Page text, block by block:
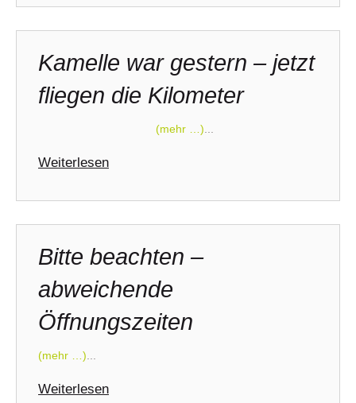
Kamelle war gestern – jetzt
fliegen die Kilometer
(mehr …)
Weiterlesen
Bitte beachten –
abweichende
Öffnungszeiten
(mehr …)
Weiterlesen